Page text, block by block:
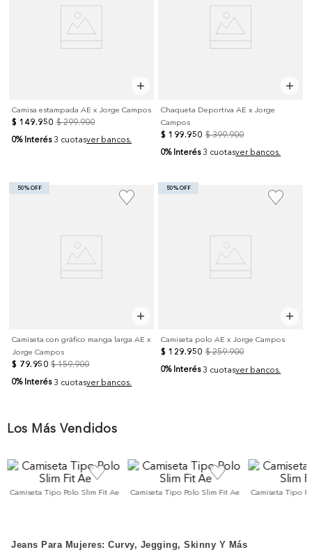
Camisa estampada AE x Jorge Campos
$ 149.950 $ 299.900
0% Interés 3 cuotasver bancos.
Chaqueta Deportiva AE x Jorge
Campos
$ 199.950 $ 399.900
0% Interés 3 cuotasver bancos.
50% OFF
Camiseta con gráfico manga larga AE x
Jorge Campos
$ 79. 950 $ 159.900
0% Interés 3 cuotasver bancos.
50% OFF
Camiseta polo AE x Jorge Campos
$ 129.950 $ 259.900
0% Interés 3 cuotasver bancos.
Los Más Vendidos
Camiseta Tipo Polo Slim Fit Ae Camiseta Tipo Polo Slim Fit Ae Camiseta Tipo
Jeans Para Mujeres: Curvy, Jegging, Skinny Y Más